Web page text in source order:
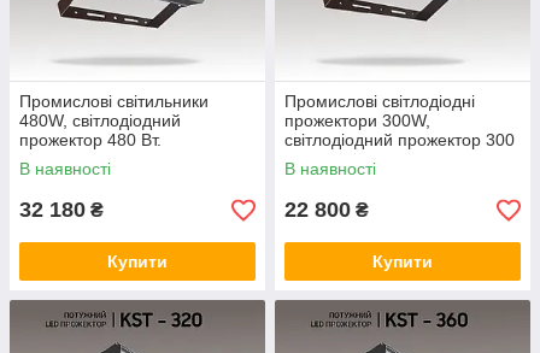
Промислові світильники
480W, світлодіодний
прожектор 480 Вт.
Промислові світлодіодні
прожектори
В наявності
32 180 ₴
Купити
Промислові світлодіодні
прожектори 300W,
світлодіодний прожектор 300
Вт. Промислові світильники
В наявності
22 800 ₴
Купити